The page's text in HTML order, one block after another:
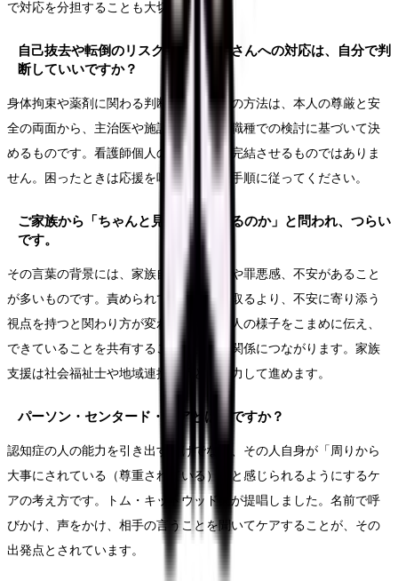
で対応を分担することも大切です。
自己抜去や転倒のリスクが高い患者さんへの対応は、自分で判
断していいですか？
身体拘束や薬剤に関わる判断、安全管理の方法は、本人の尊厳と安
全の両面から、主治医や施設の手順、多職種での検討に基づいて決
めるものです。看護師個人の現場判断で完結させるものではありま
せん。困ったときは応援を呼び、施設の手順に従ってください。
ご家族から「ちゃんと見てくれているのか」と問われ、つらい
です。
その言葉の背景には、家族自身の戸惑いや罪悪感、不安があること
が多いものです。責められていると受け取るより、不安に寄り添う
視点を持つと関わり方が変わります。本人の様子をこまめに伝え、
できていることを共有することが、信頼関係につながります。家族
支援は社会福祉士や地域連携部門とも協力して進めます。
パーソン・センタード・ケアとは何ですか？
認知症の人の能力を引き出すだけでなく、その人自身が「周りから
大事にされている（尊重されている）」と感じられるようにするケ
アの考え方です。トム・キットウッド氏が提唱しました。名前で呼
びかけ、声をかけ、相手の言うことを聞いてケアすることが、その
出発点とされています。